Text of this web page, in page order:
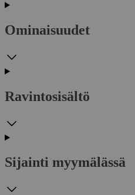
Ominaisuudet
Ravintosisältö
Sijainti myymälässä